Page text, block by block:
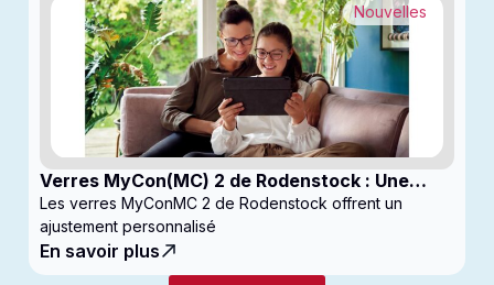
Verres MyCon(MC) 2 de Rodenstock : Une
nouvelle génération de verres pour
enfantsconçus pour le contrôle de la myopie
Nouvelles
Les verres MyConMC 2 de Rodenstock offrent un
ajustement personnalisé
En savoir plus